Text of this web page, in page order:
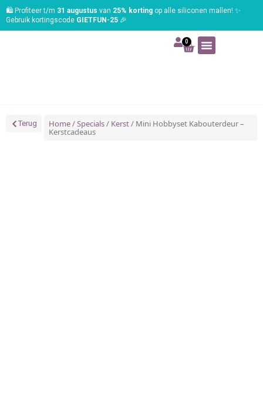
🛍️ Profiteer t/m 31 augustus van 25% korting op alle siliconen mallen! ✨
Gebruik kortingscode GIETFUN-25 🎉
0
Terug Home/Specials/ Kerst/ Mini Hobbyset Kabouterdeur –
Kerstcadeaus